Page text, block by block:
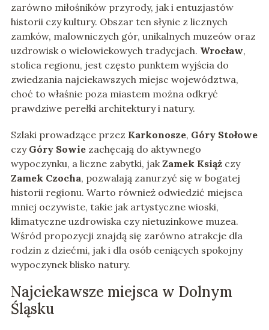
zarówno miłośników przyrody, jak i entuzjastów
historii czy kultury. Obszar ten słynie z licznych
zamków, malowniczych gór, unikalnych muzeów oraz
uzdrowisk o wielowiekowych tradycjach. Wrocław,
stolica regionu, jest często punktem wyjścia do
zwiedzania najciekawszych miejsc województwa,
choć to właśnie poza miastem można odkryć
prawdziwe perełki architektury i natury.
Szlaki prowadzące przez Karkonosze, Góry Stołowe
czy Góry Sowiezachęcają do aktywnego
wypoczynku, a liczne zabytki, jakZamek Książczy
Zamek Czocha, pozwalają zanurzyć się w bogatej
historii regionu. Warto również odwiedzić miejsca
mniej oczywiste, takie jak artystyczne wioski,
klimatyczne uzdrowiska czy nietuzinkowe muzea.
Wśród propozycji znajdą się zarówno atrakcje dla
rodzin z dziećmi, jak i dla osób ceniących spokojny
wypoczynek blisko natury.
Najciekawsze miejsca w Dolnym
Śląsku